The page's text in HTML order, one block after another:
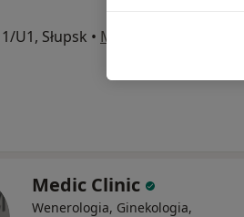
U1, Słupsk • Mapa
Medic Clinic
Wenerologia, Ginekologia,